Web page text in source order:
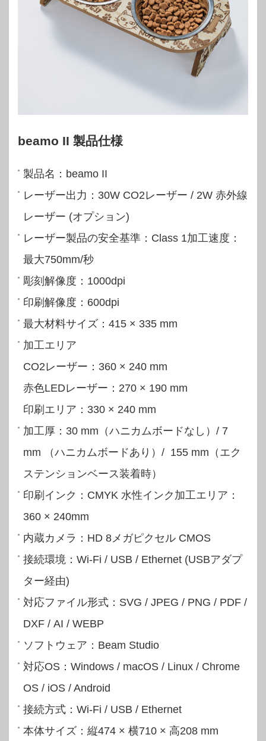
beamo II 製品仕様
製品名：beamo II
レーザー出力：30W CO2レーザー / 2W 赤外線
レーザー (オプション)
レーザー製品の安全基準：Class 1加工速度：
最大750mm/秒
彫刻解像度：1000dpi
印刷解像度：600dpi
最大材料サイズ：415 × 335 mm
加工エリア
CO2レーザー：360 × 240 mm
赤色LEDレーザー：270 × 190 mm
印刷エリア：330 × 240 mm
加工厚：30 mm（ハニカムボードなし）/ 7
mm （ハニカムボードあり）/ 155 mm（エク
ステンションベース装着時）
印刷インク：CMYK 水性インク加工エリア：
360 × 240mm
内蔵カメラ：HD 8メガピクセル CMOS
接続環境：Wi-Fi / USB / Ethernet (USBアダプ
ター経由)
対応ファイル形式：SVG / JPEG / PNG / PDF /
DXF / AI / WEBP
ソフトウェア：Beam Studio
対応OS：Windows / macOS / Linux / Chrome
OS / iOS / Android
接続方式：Wi-Fi / USB / Ethernet
本体サイズ：縦474 × 横710 × 高208 mm